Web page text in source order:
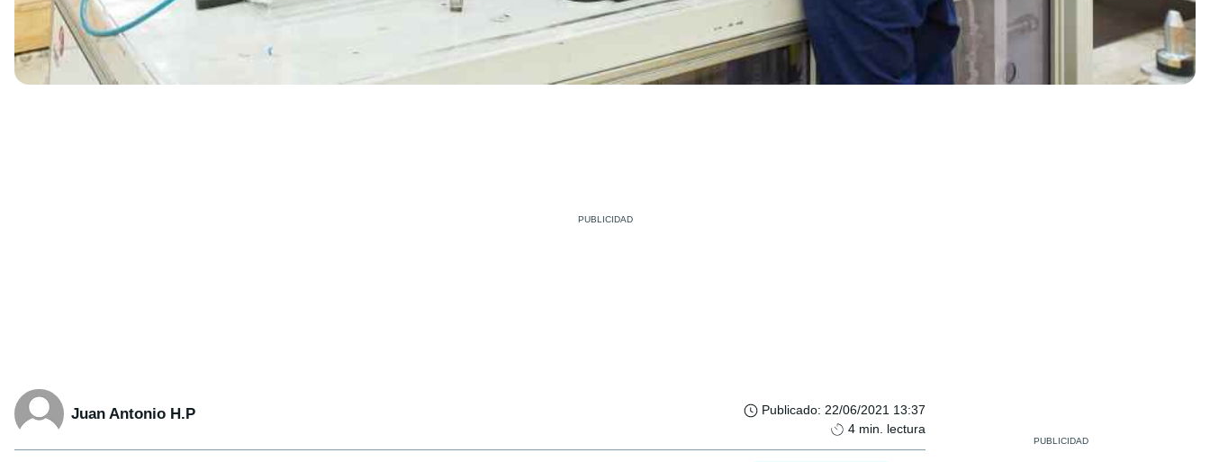
Juan Antonio H.P Publicado: 22/06/2021 13:37
4 min. lectura